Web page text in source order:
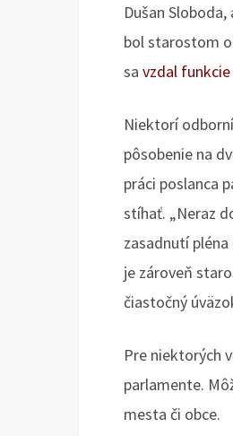
Dušan
bol starostom
sa vzdal
Niektorí
pôsobenie na
práci poslanca
stíhať. „Neraz
zasadnutí
je zároveň
čiastočný
Pre niektorých
parlamente.
mesta či obce.